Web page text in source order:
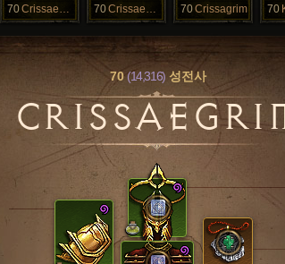
70 Crissaegrim 70 Crissaegrim 70Crissagrim 70
70(14,316)성전사